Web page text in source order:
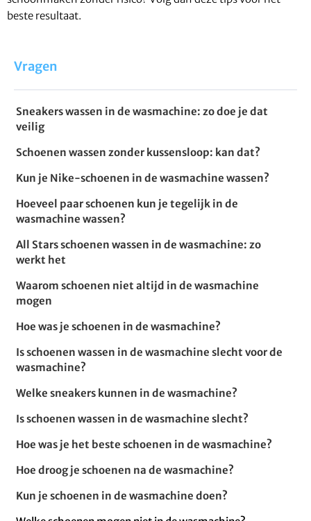
beste resultaat.
Vragen
Sneakers wassen in de wasmachine: zo doe je dat
veilig
Schoenen wassen zonder kussensloop: kan dat?
Kun je Nike-schoenen in de wasmachine wassen?
Hoeveel paar schoenen kun je tegelijk in de
wasmachine wassen?
All Stars schoenen wassen in de wasmachine: zo
werkt het
Waarom schoenen niet altijd in de wasmachine
mogen
Hoe was je schoenen in de wasmachine?
Is schoenen wassen in de wasmachine slecht voor de
wasmachine?
Welke sneakers kunnen in de wasmachine?
Is schoenen wassen in de wasmachine slecht?
Hoe was je het beste schoenen in de wasmachine?
Hoe droog je schoenen na de wasmachine?
Kun je schoenen in de wasmachine doen?